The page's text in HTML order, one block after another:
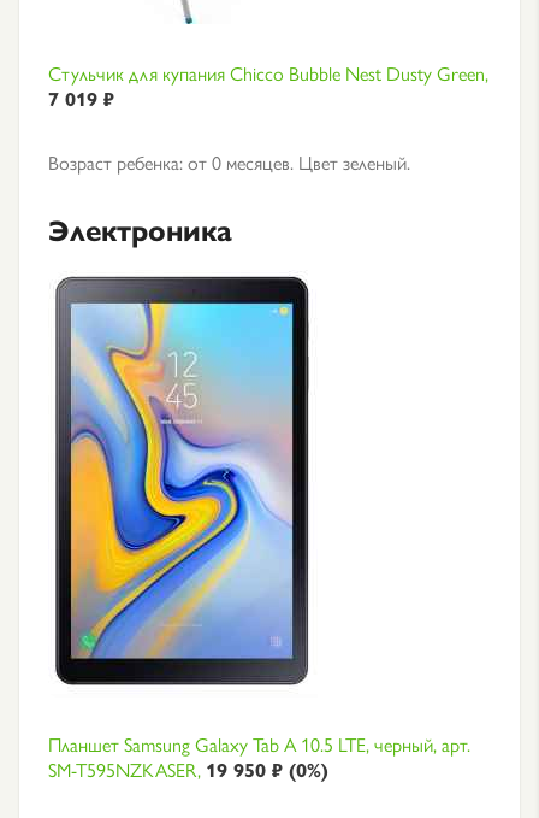
Стульчик для купания Chicco Bubble Nest Dusty Green,
7 019 ₽
Возраст ребенка: от 0 месяцев. Цвет зеленый.
Электроника
Планшет Samsung Galaxy Tab A 10.5 LTE, черный, арт.
SM-T595NZKASER, 19 950 ₽ (0%)